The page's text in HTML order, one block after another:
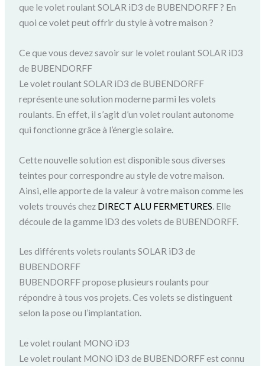
que le volet roulant SOLAR iD3 de BUBENDORFF ? En
quoi ce volet peut offrir du style à votre maison ?
Ce que vous devez savoir sur le volet roulant SOLAR iD3
de BUBENDORFF
Le volet roulant SOLAR iD3 de BUBENDORFF
représente une solution moderne parmi les volets
roulants. En effet, il s’agit d’un volet roulant autonome
qui fonctionne grâce à l’énergie solaire.
Cette nouvelle solution est disponible sous diverses
teintes pour correspondre au style de votre maison.
Ainsi, elle apporte de la valeur à votre maison comme les
volets trouvés chez DIRECT ALU FERMETURES . Elle
découle de la gamme iD3 des volets de BUBENDORFF.
Les différents volets roulants SOLAR iD3 de
BUBENDORFF
BUBENDORFF propose plusieurs roulants pour
répondre à tous vos projets. Ces volets se distinguent
selon la pose ou l’implantation.
Le volet roulant MONO iD3
Le volet roulant MONO iD3 de BUBENDORFF est connu